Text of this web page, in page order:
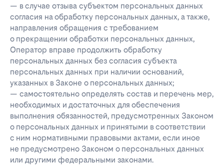
— в случае отзыва субъектом персональных данных
согласия на обработку персональных данных, а также,
направления обращения с требованием
о прекращении обработки персональных данных,
Оператор вправе продолжить обработку
персональных данных без согласия субъекта
персональных данных при наличии оснований,
указанных в Законе о персональных данных;
— самостоятельно определять состав и перечень мер,
необходимых и достаточных для обеспечения
выполнения обязанностей, предусмотренных Законом
о персональных данных и принятыми в соответствии
с ним нормативными правовыми актами, если иное
не предусмотрено Законом о персональных данных
или другими федеральными законами.